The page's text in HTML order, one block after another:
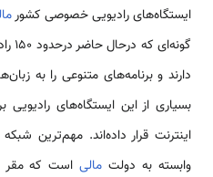
ایستگاه‌های رادیویی خصوصی کشور
دارند و برنامه‌های متنوعی را به
بسیاری از این ایستگاه‌های
اینترنت قرار داده‌اند. مهم‌ترین
وابسته به دولت مالیاست که مقر